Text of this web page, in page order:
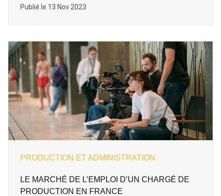
Publié le 13 Nov 2023
PRODUCTION ET ADMINISTRATION
LE MARCHÉ DE L’EMPLOI D’UN CHARGÉ DE
PRODUCTION EN FRANCE